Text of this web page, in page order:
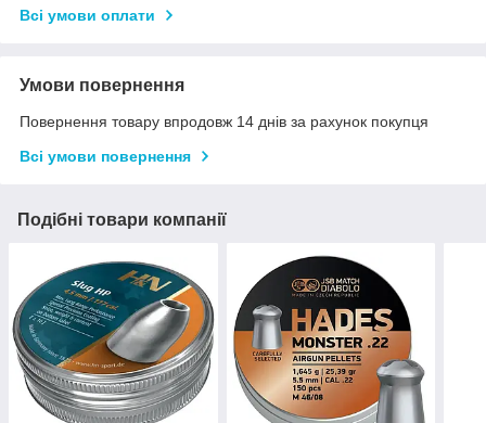
Всі умови оплати
Умови повернення
Повернення товару впродовж 14 днів за рахунок покупця
Всі умови повернення
Подібні товари компанії